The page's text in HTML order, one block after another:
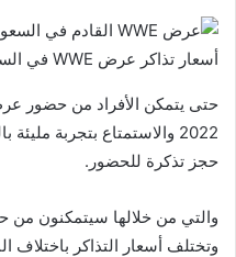
أسعار تذاكر عرض WWE في السعودية
2022 والاستمتاع بتجربة
حجز تذكرة للحضور.
والتي من خلالها سيتمكنون من
وتختلف أسعار التذاكر باختلاف